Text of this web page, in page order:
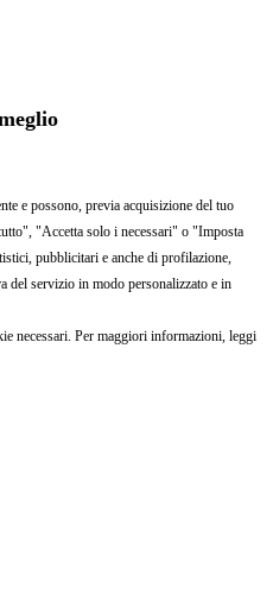
e possono, previa acquisizione del tuo
"Accetta solo i necessari" o "Imposta
pubblicitari e anche di profilazione,
del servizio in modo personalizzato e in
necessari. Per maggiori informazioni, leggi